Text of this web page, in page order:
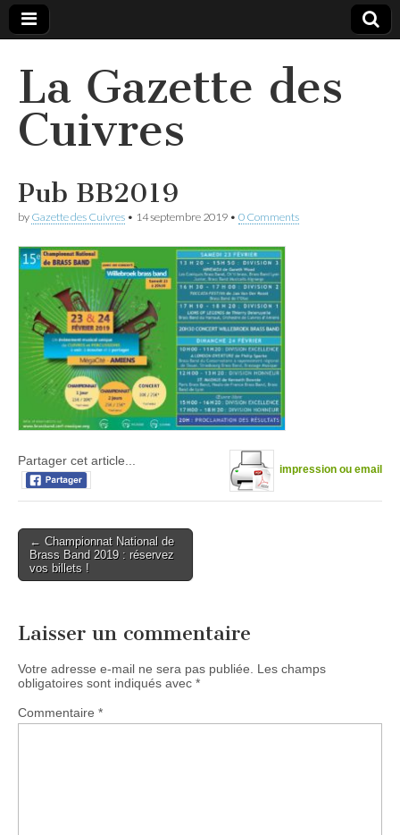
La Gazette des
Cuivres
Pub BB2019
by Gazette des Cuivres • 14 septembre 2019 • 0 Comments
impression ou email
Partager cet article...
Post
navigation
← Championnat National de
Brass Band 2019 : réservez
vos billets !
Laisser un commentaire
Votre adresse e-mail ne sera pas publiée.
Les champs
obligatoires sont indiqués avec *
Commentaire *